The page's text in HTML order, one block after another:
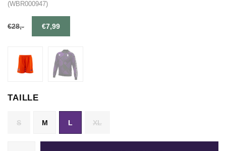
(WBR000947)
€28,- €7,99
TAILLE
S M L XL